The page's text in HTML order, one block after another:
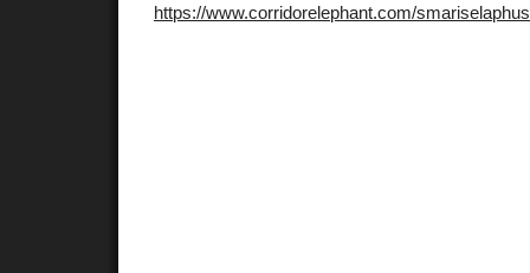
https://www.corridorelephant.com/smariselaphus